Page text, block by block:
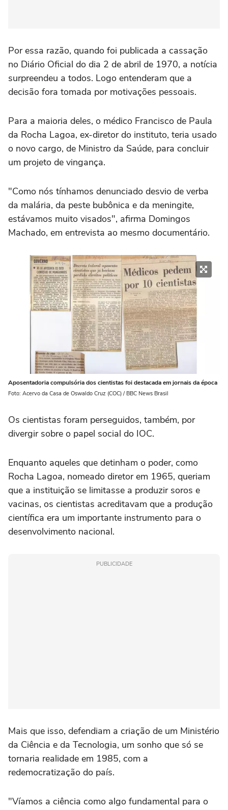
Por essa razão, quando foi publicada a cassação
no Diário Oficial do dia 2 de abril de 1970, a notícia
surpreendeu a todos. Logo entenderam que a
decisão fora tomada por motivações pessoais.
Para a maioria deles, o médico Francisco de Paula
da Rocha Lagoa, ex-diretor do instituto, teria usado
o novo cargo, de Ministro da Saúde, para concluir
um projeto de vingança.
"Como nós tínhamos denunciado desvio de verba
da malária, da peste bubônica e da meningite,
estávamos muito visados", afirma Domingos
Machado, em entrevista ao mesmo documentário.
Aposentadoria compulsória dos cientistas foi destacada em jornais da época
Foto: Acervo da Casa de Oswaldo Cruz (COC) / BBC News Brasil
Os cientistas foram perseguidos, também, por
divergir sobre o papel social do IOC.
Enquanto aqueles que detinham o poder, como
Rocha Lagoa, nomeado diretor em 1965, queriam
que a instituição se limitasse a produzir soros e
vacinas, os cientistas acreditavam que a produção
científica era um importante instrumento para o
desenvolvimento nacional.
PUBLICIDADE
Mais que isso, defendiam a criação de um Ministério
da Ciência e da Tecnologia, um sonho que só se
tornaria realidade em 1985, com a
redemocratização do país.
"Víamos a ciência como algo fundamental para o